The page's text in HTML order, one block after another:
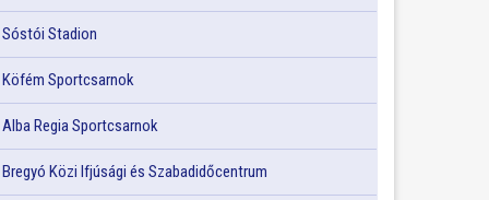
Sóstói Stadion
Köfém Sportcsarnok
Alba Regia Sportcsarnok
Bregyó Közi Ifjúsági és Szabadidőcentrum